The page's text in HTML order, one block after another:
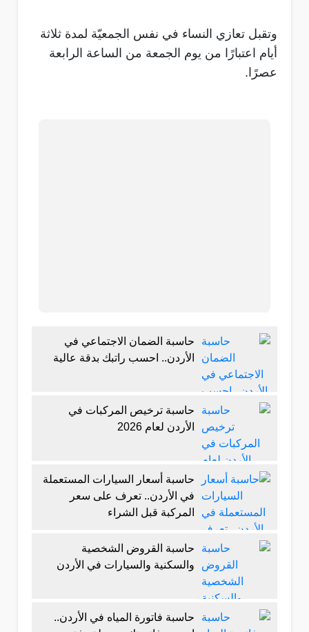
وتقبل تعازي النساء في نفس الجمعيّة لمدة ثلاثة
أيام اعتبارًا من يوم الجمعة من الساعة الرابعة
عصرًا.
حاسبة الضمان الاجتماعي في
الأردن.. احسب راتبك بدقة عالية
حاسبة ترخيص المركبات في
الأردن لعام 2026
حاسبة أسعار السيارات المستعملة
في الأردن.. تعرف على سعر
المركبة قبل الشراء
حاسبة القروض الشخصية
والسكنية والسيارات في الأردن
حاسبة فاتورة المياه في الأردن..